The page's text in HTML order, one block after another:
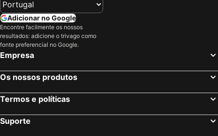
Zernez, bed and breakfasts
Cimbergo, bed and breakfasts
Albosaggia, bed and breakfasts
Cevo, bed and breakfasts
Bossico, bed and breakfasts
Villa di Tirano, bed and breakfasts
Piazza Brembana, bed and breakfasts
Borno, bed and breakfasts
Santa Brigida, bed and breakfasts
Rovetta, bed and breakfasts
Adicionar no Google
Encontre facilmente os nossos
resultados: adicione o trivago como
fonte preferencial no Google.
Empresa
Os nossos produtos
Termos e políticas
Suporte